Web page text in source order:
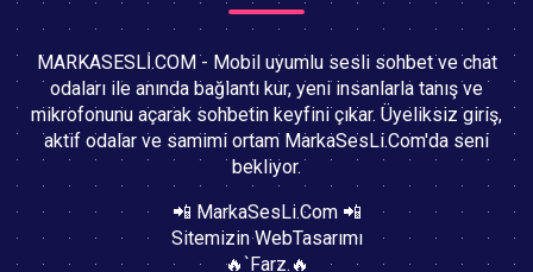
MARKASESLİ.COM - Mobil uyumlu sesli sohbet ve chat
odaları ile anında bağlantı kur, yeni insanlarla tanış ve
mikrofonunu açarak sohbetin keyfini çıkar. Üyeliksiz giriş,
aktif odalar ve samimi ortam MarkaSesLi.Com'da seni
bekliyor.
📲 MarkaSesLi.Com 📲
Sitemizin WebTasarımı
🔥`Farz.🔥